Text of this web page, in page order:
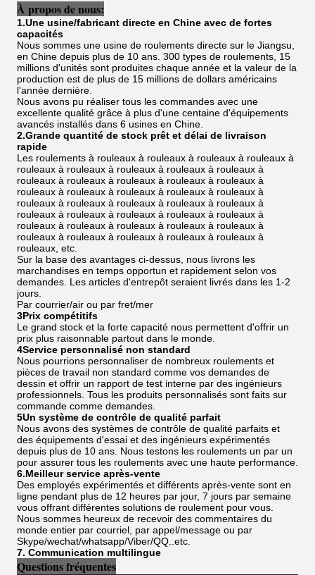
À propos de nous:
1.Une usine/fabricant directe en Chine avec de fortes
capacités
Nous sommes une usine de roulements directe sur le Jiangsu,
en Chine depuis plus de 10 ans. 300 types de roulements, 15
millions d'unités sont produites chaque année et la valeur de la
production est de plus de 15 millions de dollars américains
l'année dernière.
Nous avons pu réaliser tous les commandes avec une
excellente qualité grâce à plus d'une centaine d'équipements
avancés installés dans 6 usines en Chine.
2.Grande quantité de stock prêt et délai de livraison
rapide
Les roulements à rouleaux à rouleaux à rouleaux à rouleaux à
rouleaux à rouleaux à rouleaux à rouleaux à rouleaux à
rouleaux à rouleaux à rouleaux à rouleaux à rouleaux à
rouleaux à rouleaux à rouleaux à rouleaux à rouleaux à
rouleaux à rouleaux à rouleaux à rouleaux à rouleaux à
rouleaux à rouleaux à rouleaux à rouleaux à rouleaux à
rouleaux à rouleaux à rouleaux à rouleaux à rouleaux à
rouleaux à rouleaux à rouleaux à rouleaux à rouleaux à
rouleaux, etc.
Sur la base des avantages ci-dessus, nous livrons les
marchandises en temps opportun et rapidement selon vos
demandes. Les articles d'entrepôt seraient livrés dans les 1-2
jours.
Par courrier/air ou par fret/mer
3Prix compétitifs
Le grand stock et la forte capacité nous permettent d'offrir un
prix plus raisonnable partout dans le monde.
4Service personnalisé non standard
Nous pourrions personnaliser de nombreux roulements et
pièces de travail non standard comme vos demandes de
dessin et offrir un rapport de test interne par des ingénieurs
professionnels. Tous les produits personnalisés sont faits sur
commande comme demandes.
5Un système de contrôle de qualité parfait
Nous avons des systèmes de contrôle de qualité parfaits et
des équipements d'essai et des ingénieurs expérimentés
depuis plus de 10 ans. Nous testons les roulements un par un
pour assurer tous les roulements avec une haute performance.
6.Meilleur service après-vente
Des employés expérimentés et différents après-vente sont en
ligne pendant plus de 12 heures par jour, 7 jours par semaine
vous offrant différentes solutions de roulement pour vous.
Nous sommes heureux de recevoir des commentaires du
monde entier par courriel, par appel/message ou par
Skype/wechat/whatsapp/Viber/QQ..etc.
7. Communication multilingue
Questions fréquentes